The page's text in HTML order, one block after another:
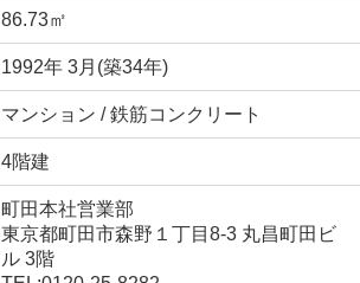
86.73㎡
1992年 3月(築34年)
マンション / 鉄筋コンクリート
4階建
町田本社営業部
東京都町田市森野１丁目8-3 丸昌町田ビ
ル 3階